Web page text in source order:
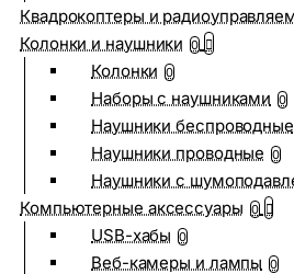
Квадрокоптеры и
Колонки и наушники 0
Колонки 0
Наборы с наушниками 0
Наушники беспроводные
Наушники проводные 0
Наушники с
Компьютерные аксессуары 0
USB-хабы 0
Веб-камеры и лампы 0